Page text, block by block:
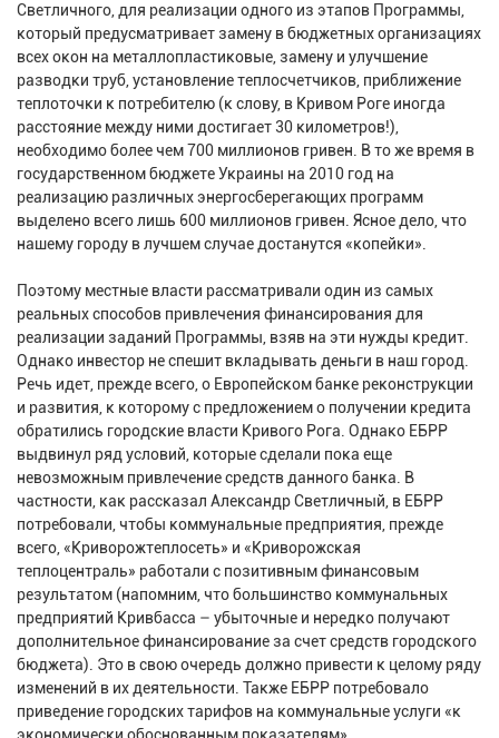
Светличного, для реализации одного из этапов Программы,
который предусматривает замену в бюджетных организациях
всех окон на металлопластиковые, замену и улучшение
разводки труб, установление теплосчетчиков, приближение
теплоточки к потребителю (к слову, в Кривом Роге иногда
расстояние между ними достигает 30 километров!),
необходимо более чем 700 миллионов гривен. В то же время в
государственном бюджете Украины на 2010 год на
реализацию различных энергосберегающих программ
выделено всего лишь 600 миллионов гривен. Ясное дело, что
нашему городу в лучшем случае достанутся «копейки».
Поэтому местные власти рассматривали один из самых
реальных способов привлечения финансирования для
реализации заданий Программы, взяв на эти нужды кредит.
Однако инвестор не спешит вкладывать деньги в наш город.
Речь идет, прежде всего, о Европейском банке реконструкции
и развития, к которому с предложением о получении кредита
обратились городские власти Кривого Рога. Однако ЕБРР
выдвинул ряд условий, которые сделали пока еще
невозможным привлечение средств данного банка. В
частности, как рассказал Александр Светличный, в ЕБРР
потребовали, чтобы коммунальные предприятия, прежде
всего, «Криворожтеплосеть» и «Криворожская
теплоцентраль» работали с позитивным финансовым
результатом (напомним, что большинство коммунальных
предприятий Кривбасса – убыточные и нередко получают
дополнительное финансирование за счет средств городского
бюджета). Это в свою очередь должно привести к целому ряду
изменений в их деятельности. Также ЕБРР потребовало
приведение городских тарифов на коммунальные услуги «к